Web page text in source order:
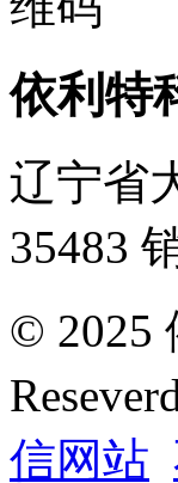
依利特
辽宁省
35483
© 2025
信网站